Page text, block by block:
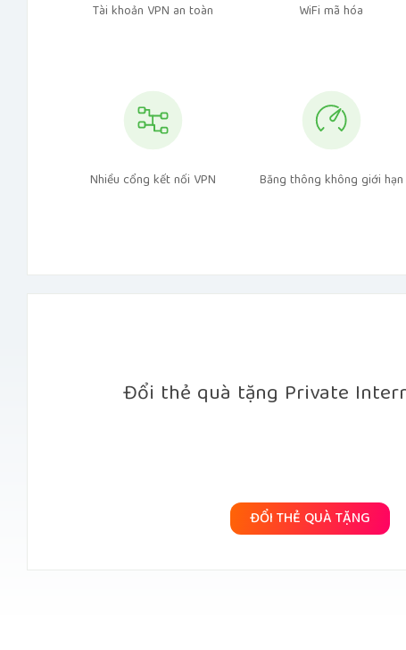
Tài khoản VPN an toàn WiFi mã hóa
Nhiều cổng kết nối VPN Băng thông không giới hạn
Đổi thẻ quà tặng Private
ĐỔI THẺ QUÀ TẶNG